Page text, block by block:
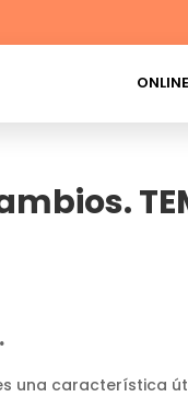
ONLINE
una característica